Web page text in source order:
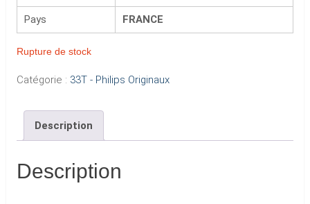
Pays FRANCE
Rupture de stock
Catégorie : 33T - Philips Originaux
Description
Description